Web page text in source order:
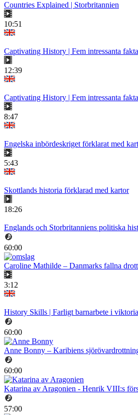
Countries Explained | Storbritannien
10:51
Captivating History | Fem intressanta
12:39
Captivating History | Fem intressanta
8:47
Engelska inbördeskriget förklarat med
5:43
Skottlands historia förklarad med kartor
18:26
Englands och Storbritanniens politiska
60:00
Caroline Mathilde – Danmarks fallna
3:12
History Skills | Farligt barnarbete i
60:00
Anne Bonny – Karibiens
60:00
Katarina av Aragonien - Henrik VIII:s
57:00